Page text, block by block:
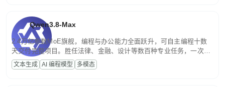
Qwen3.8-Max
2.4万亿参数MoE旗舰，编程与办公能力全面跃升，可自主编程十数
天交付完整项目。胜任法律、金融、设计等数百种专业任务，一次对
话端到端交付生产级成果。原生视觉理解贯穿规划、执行与验证全流
程，支持超长文档与长视频的深度语义解析。长程任务中自主规划与
文本生成 AI 编程模型 多模态